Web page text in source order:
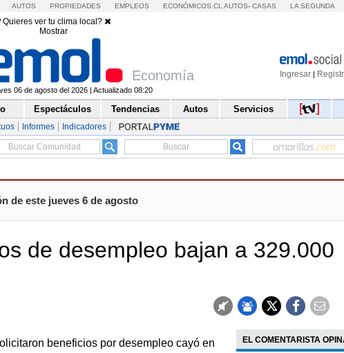
AUTOS PROPIEDADES EMPLEOS ECONÓMICOS.CL AUTOS- CASAS LA SEGUNDA
Quieres ver tu clima local?
Mostrar
Ingresar |
Economía
06 de agosto del 2026 | Actualizado 08:20
Espectáculos Tendencias Autos Servicios
Informes Indicadores
de este jueves 6 de agosto
de desempleo bajan a 329.000
beneficios por desempleo cayó en
EL COMENTARISTA